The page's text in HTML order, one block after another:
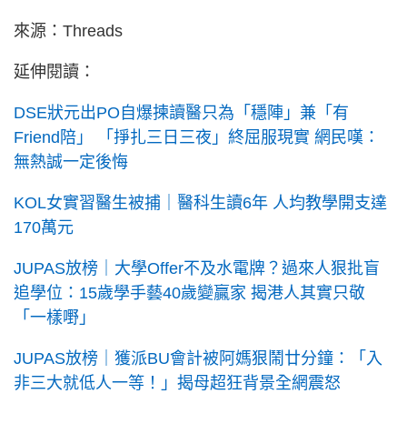
來源：Threads
延伸閱讀：
DSE狀元出PO自爆揀讀醫只為「穩陣」兼「有
Friend陪」 「掙扎三日三夜」終屈服現實 網民嘆：
無熱誠一定後悔
KOL女實習醫生被捕｜醫科生讀6年 人均教學開支達
170萬元
JUPAS放榜｜大學Offer不及水電牌？過來人狠批盲
追學位：15歲學手藝40歲變贏家 揭港人其實只敬
「一樣嘢」
JUPAS放榜｜獲派BU會計被阿媽狠鬧廿分鐘：「入
非三大就低人一等！」揭母超狂背景全網震怒